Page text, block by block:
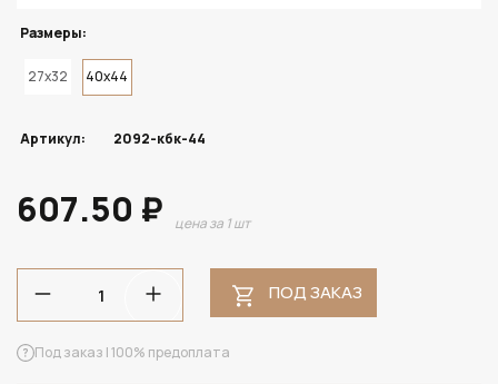
Размеры:
27x32 40x44
Артикул: 2092-кбк-44
607.50 ₽ цена за 1 шт
ПОД ЗАКАЗ
Под заказ | 100% предоплата